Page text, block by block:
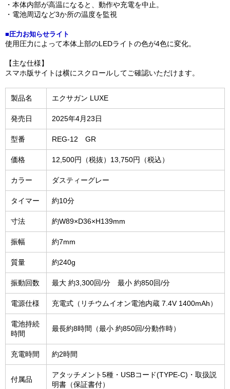
・本体内部が高温になると、動作や充電を中止。
・電池周辺など3か所の温度を監視
■圧力お知らせライト
使用圧力によって本体上部のLEDライトの色が4色に変化。
【主な仕様】
スマホ版サイトは横にスクロールしてご確認いただけます。
製品名 エクサガン LUXE
発売日 2025年4月23日
型番 REG-12 GR
価格 12,500円（税抜）13,750円（税込）
カラー ダスティーグレー
タイマー 約10分
寸法 約W89×D36×H139mm
振幅 約7mm
質量 約240g
振動回数 最大 約3,300回/分 最小 約850回/分
電源仕様 充電式（リチウムイオン電池内蔵 7.4V 1400mAh）
電池持続
時間
最長約8時間（最小 約850回/分動作時）
充電時間 約2時間
付属品
アタッチメント5種・USBコード(TYPE-C)・取扱説
明書（保証書付）